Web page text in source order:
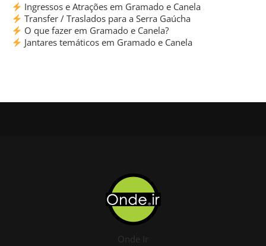
Ingressos e Atrações em Gramado e Canela
Transfer / Traslados para a Serra Gaúcha
O que fazer em Gramado e Canela?
Jantares temáticos em Gramado e Canela
Onde Ir